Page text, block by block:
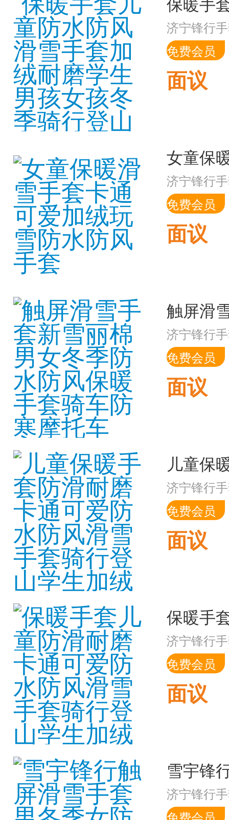
济宁锋行
免费会员
面议
济宁锋行
免费会员
面议
济宁锋行
免费会员
面议
济宁锋行
免费会员
面议
济宁锋行
免费会员
面议
济宁锋行